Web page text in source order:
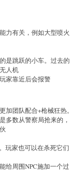
力有关，例如大型喷火
是跳跃的小车。过去的
人机
家靠近后会报警
加团队配合+枪械狂热。
多数从警察局抢来的，
玩家也可以在杀死它们
给周围NPC施加一个过